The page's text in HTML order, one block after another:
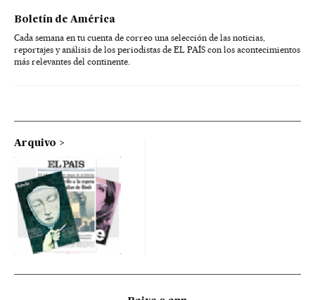
Boletín de América
Cada semana en tu cuenta de correo una selección de las noticias,
reportajes y análisis de los periodistas de EL PAÍS con los acontecimientos
más relevantes del continente.
Arquivo